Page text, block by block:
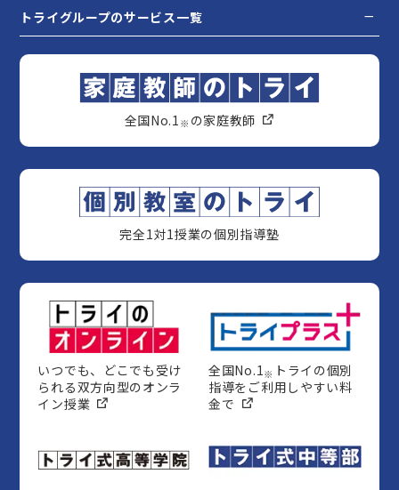
トライグループのサービス一覧
全国No.1 ※ の家庭教師
完全1対1授業の個別指導塾
いつでも、どこでも受け
られる双方向型のオンラ
イン授業
全国No.1※ トライの個別
指導をご利用しやすい料
金で